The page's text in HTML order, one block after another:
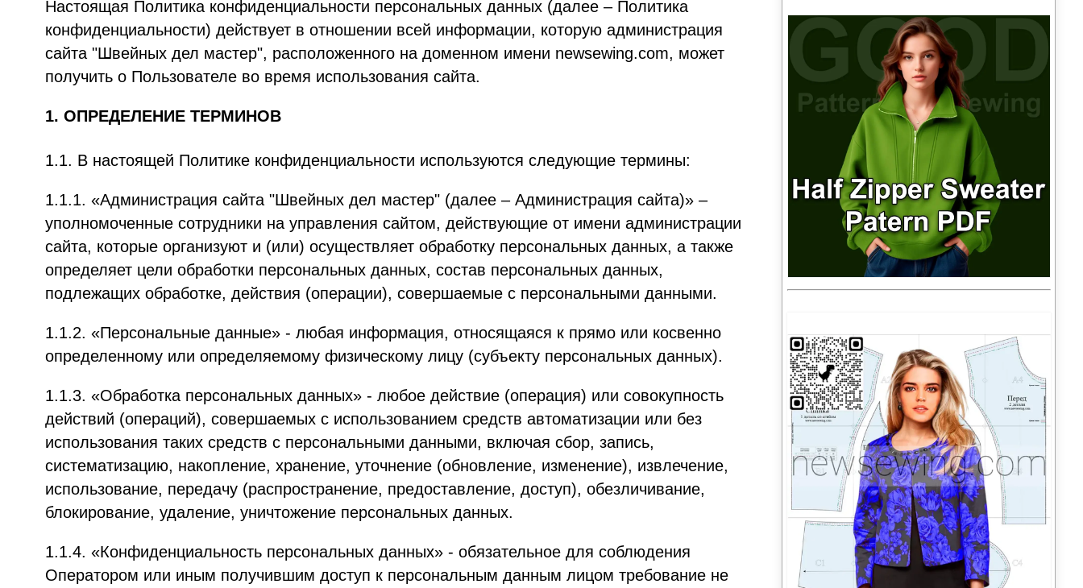
Настоящая Политика конфиденциальности персональных данных (далее – Политика
конфиденциальности) действует в отношении всей информации, которую администрация
сайта "Швейных дел мастер", расположенного на доменном имени newsewing.com, может
получить о Пользователе во время использования сайта.
1. ОПРЕДЕЛЕНИЕ ТЕРМИНОВ
1.1. В настоящей Политике конфиденциальности используются следующие термины:
1.1.1. «Администрация сайта "Швейных дел мастер" (далее – Администрация сайта)» –
уполномоченные сотрудники на управления сайтом, действующие от имени администрации
сайта, которые организуют и (или) осуществляет обработку персональных данных, а также
определяет цели обработки персональных данных, состав персональных данных,
подлежащих обработке, действия (операции), совершаемые с персональными данными.
1.1.2. «Персональные данные» - любая информация, относящаяся к прямо или косвенно
определенному или определяемому физическому лицу (субъекту персональных данных).
1.1.3. «Обработка персональных данных» - любое действие (операция) или совокупность
действий (операций), совершаемых с использованием средств автоматизации или без
использования таких средств с персональными данными, включая сбор, запись,
систематизацию, накопление, хранение, уточнение (обновление, изменение), извлечение,
использование, передачу (распространение, предоставление, доступ), обезличивание,
блокирование, удаление, уничтожение персональных данных.
1.1.4. «Конфиденциальность персональных данных» - обязательное для соблюдения
Оператором или иным получившим доступ к персональным данным лицом требование не